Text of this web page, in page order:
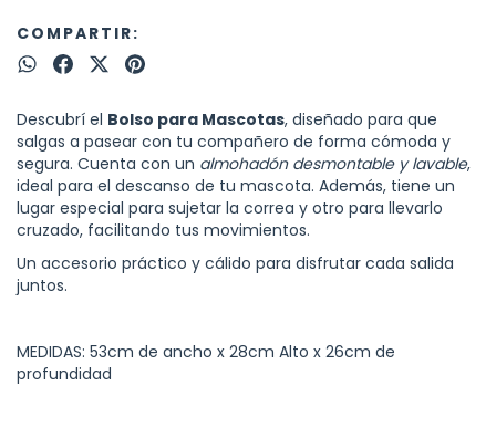
COMPARTIR:
Descubrí el Bolso para Mascotas, diseñado para que
salgas a pasear con tu compañero de forma cómoda y
segura. Cuenta con un almohadón desmontable y lavable,
ideal para el descanso de tu mascota. Además, tiene un
lugar especial para sujetar la correa y otro para llevarlo
cruzado, facilitando tus movimientos.
Un accesorio práctico y cálido para disfrutar cada salida
juntos.
MEDIDAS: 53cm de ancho x 28cm Alto x 26cm de
profundidad